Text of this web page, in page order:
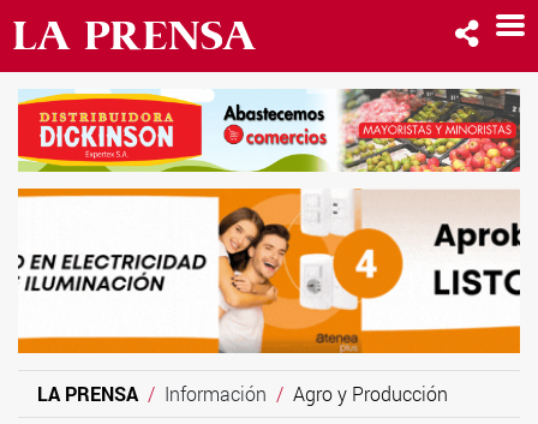
LA PRENSA Información Agro y Producción